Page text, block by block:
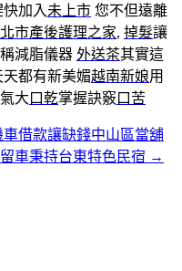
加入 未上市 您不但遠離
市產後護理之家, 掉髮讓
減脂儀器 外送茶其實這
天都有新美媚越南新娘用
大 口乾掌握訣竅口苦
借款讓缺錢中山區當舖
車秉持台東特色民宿 →